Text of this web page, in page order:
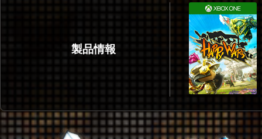
製品情報